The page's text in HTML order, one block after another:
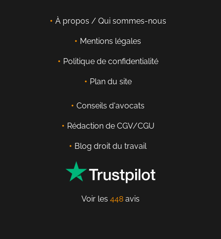
À propos / Qui sommes-nous
Mentions légales
Politique de confidentialité
Plan du site
Conseils d'avocats
Rédaction de CGV/CGU
Blog droit du travail
Voir les 448 avis